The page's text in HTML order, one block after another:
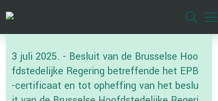
inhoud
gaan
3 juli 2025. - Besluit van de Brusselse Hoo
fdstedelijke Regering betreffende het EPB
-certificaat en tot opheffing van het beslu